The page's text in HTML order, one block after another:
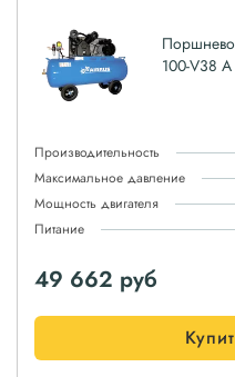
100-V38
Производительность
Максимальное давление
Мощность двигателя
Питание
49 662 руб